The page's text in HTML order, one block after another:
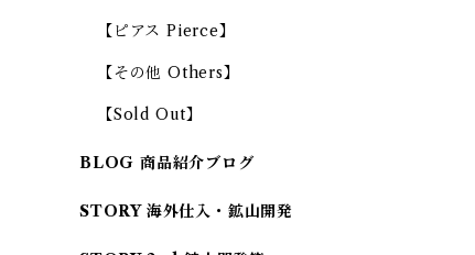
【ピアス Pierce】
【その他 Others】
【Sold Out】
BLOG 商品紹介ブログ
STORY 海外仕入・鉱山開発